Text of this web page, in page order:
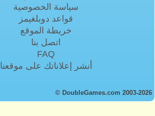
سياسة الخصوصية
قواعد دوبلغيمز
خريطة الموقع
اتصل بنا
FAQ
أنشر إعلاناتك على موقعنا
© DoubleGames.com 2003-2026